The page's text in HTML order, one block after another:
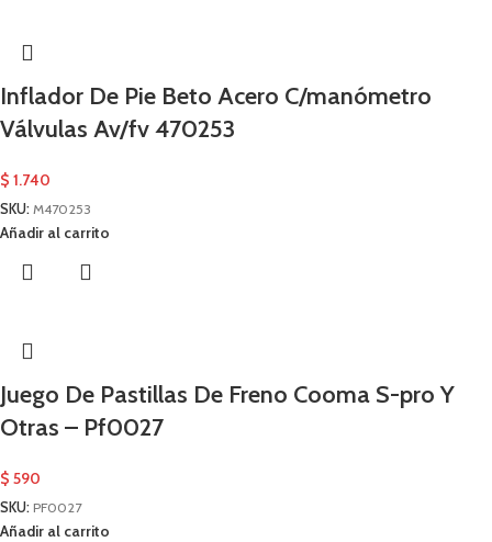
Inflador De Pie Beto Acero C/manómetro
Válvulas Av/fv 470253
$ 1.740
SKU: M470253
Añadir al carrito
Juego De Pastillas De Freno Cooma S-pro Y
Otras – Pf0027
$ 590
SKU: PF0027
Añadir al carrito